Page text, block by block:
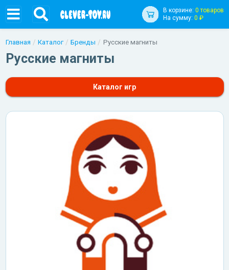
В корзине: 0 товаров
На сумму: 0 ₽
Главная Каталог Бренды Русские магниты
Русские магниты
Каталог игр